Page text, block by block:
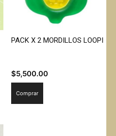
PACK X 2 MORDILLOS LOOPI
$5,500.00
Comprar